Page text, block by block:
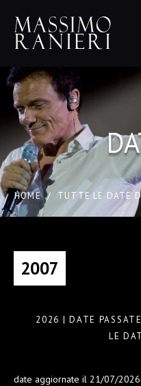
HOME / TUTTE LE DATE
2007
2026 | DATE PASSATE
LE
date aggiornate il 21/07/2026